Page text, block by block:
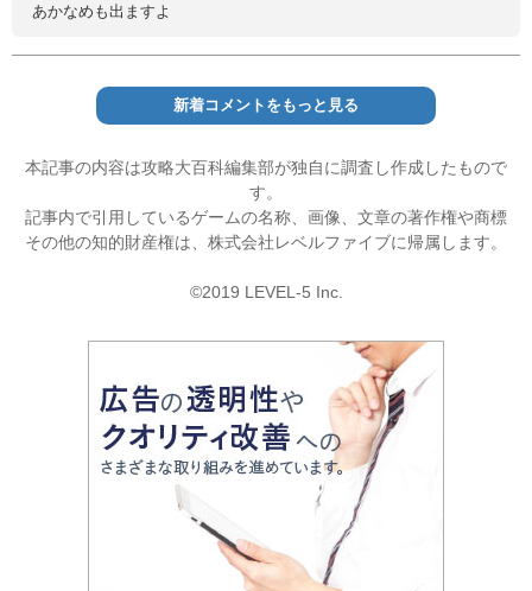
あかなめも出ますよ
新着コメントをもっと見る
本記事の内容は攻略大百科編集部が独自に調査し作成したもので
す。
記事内で引用しているゲームの名称、画像、文章の著作権や商標
その他の知的財産権は、株式会社レベルファイブに帰属します。
©2019 LEVEL-5 Inc.